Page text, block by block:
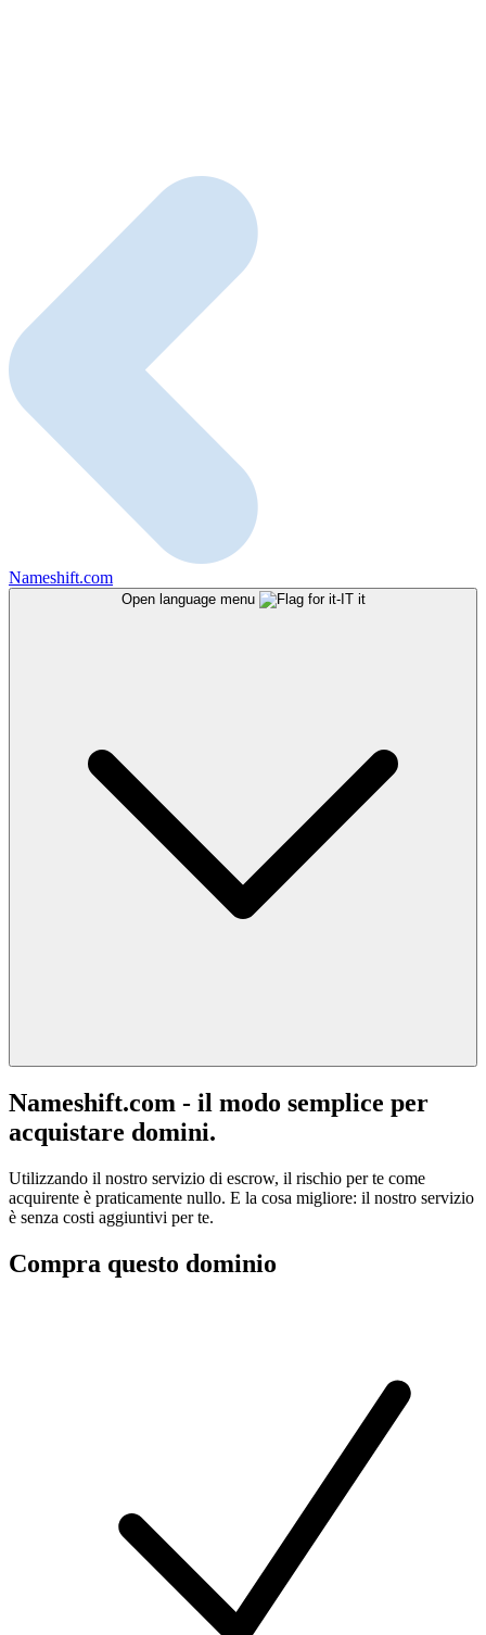
Nameshift.com
Open language menu it
Nameshift.com - il modo semplice per
acquistare domini.
Utilizzando il nostro servizio di escrow, il rischio per te come
acquirente è praticamente nullo. E la cosa migliore: il nostro servizio
è senza costi aggiuntivi per te.
Compra questo dominio